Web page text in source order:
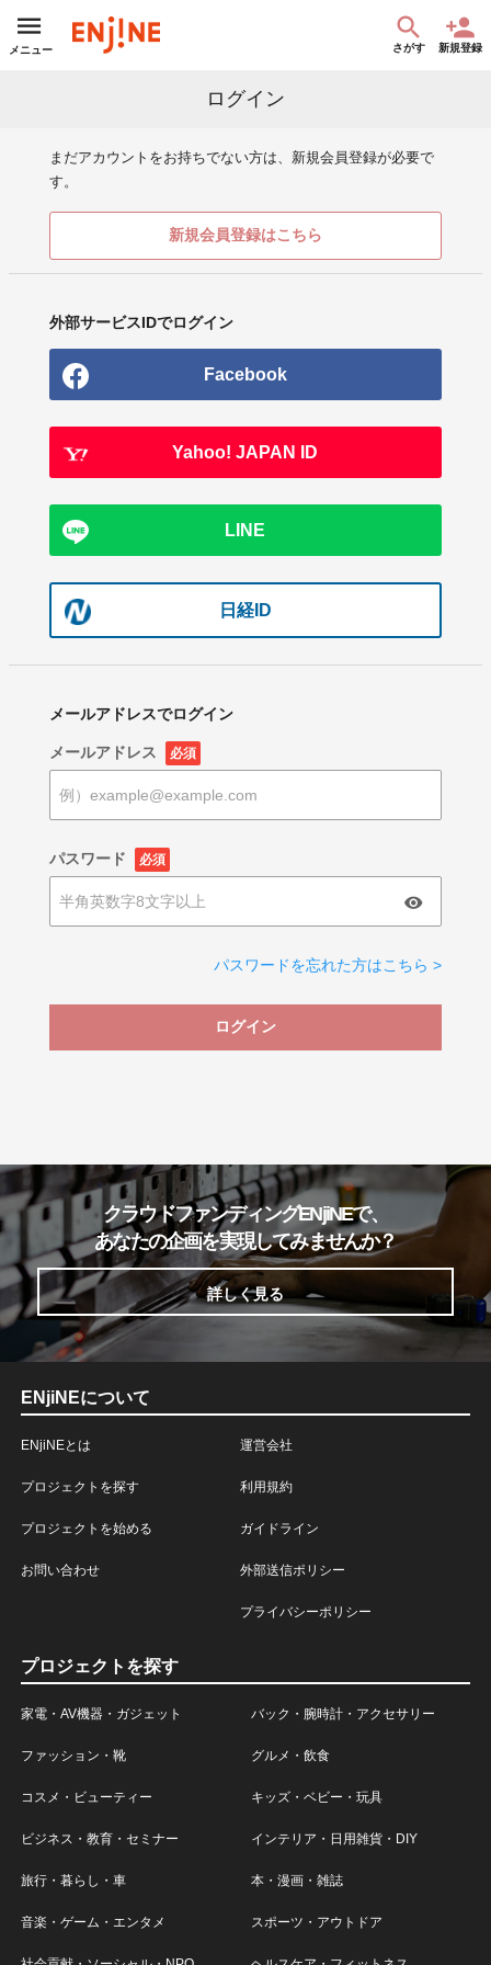
メニュー さがす 新規登録
ログイン
まだアカウントをお持ちでない方は、新規会員登録が必要で
す。
新規会員登録はこちら
外部サービスIDでログイン
Facebook
Yahoo! JAPAN ID
LINE
日経ID
メールアドレスでログイン
メールアドレス 必須
パスワード 必須
パスワードを忘れた方はこちら >
ログイン
クラウドファンディングENjiNEで、
あなたの企画を実現してみませんか？
詳しく見る
ENjiNEについて
ENjiNEとは
プロジェクトを探す
プロジェクトを始める
お問い合わせ
運営会社
利用規約
ガイドライン
外部送信ポリシー
プライバシーポリシー
プロジェクトを探す
家電・AV機器・ガジェット バック・腕時計・アクセサリー
ファッション・靴 グルメ・飲食
コスメ・ビューティー キッズ・ベビー・玩具
ビジネス・教育・セミナー インテリア・日用雑貨・DIY
旅行・暮らし・車 本・漫画・雑誌
音楽・ゲーム・エンタメ スポーツ・アウトドア